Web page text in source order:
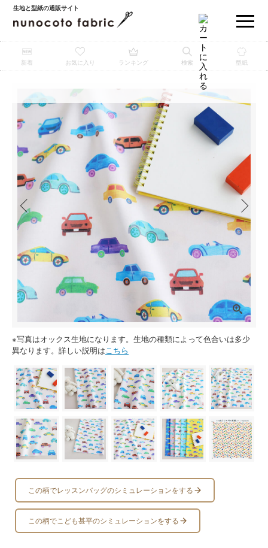
生地と型紙の通販サイト
新着 お気に入り ランキング 検索 型紙
※写真はオックス生地になります。生地の種類によって色合いは多少
異なります。詳しい説明はこちら
この柄でレッスンバッグのシミュレーションをする
この柄でこども甚平のシミュレーションをする